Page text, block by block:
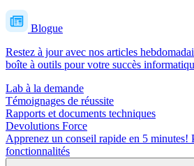
Blogue
Restez à jour avec nos articles
boîte à outils pour votre succès
Lab à la demande
Témoignages de réussite
Rapports et documents techniques
Devolutions Force
Apprenez un conseil rapide en 5 minutes!
fonctionnalités